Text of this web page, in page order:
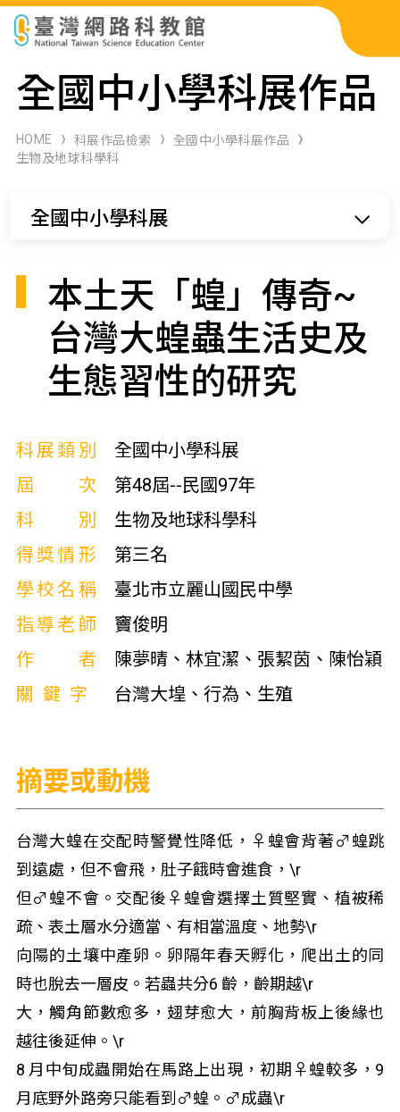
科展作品檢索
科學研習月刊
全國中小學科展作品
HOME 科展作品檢索
全國中小學科展作品
生物及地球科學科
全國中小學科展
本土天「蝗」傳奇~
台灣大蝗蟲生活史及
生態習性的研究
科展類別
全國中小學科展
屆次
第48屆--民國97年
科別
生物及地球科學科
得獎情形
第三名
學校名稱
臺北市立麗山國民中學
指導老師
竇俊明
作者
陳夢晴、林宜潔、張絜茵、陳怡穎
關鍵字
台灣大堭、行為、生殖
摘要或動機
台灣大蝗在交配時警覺性降低，♀蝗會背著♂蝗跳
到遠處，但不會飛，肚子餓時會進食，\r
但♂蝗不會。交配後♀蝗會選擇土質堅實、植被稀
疏、表土層水分適當、有相當溫度、地勢\r
向陽的土壤中產卵。卵隔年春天孵化，爬出土的同
時也脫去一層皮。若蟲共分6 齡，齡期越\r
大，觸角節數愈多，翅芽愈大，前胸背板上後緣也
越往後延伸。\r
8 月中旬成蟲開始在馬路上出現，初期♀蝗較多，9
月底野外路旁只能看到♂蝗。♂成蟲\r